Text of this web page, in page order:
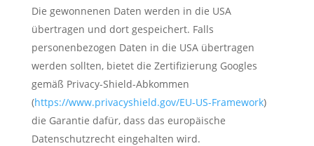
Die gewonnenen Daten werden in die USA
übertragen und dort gespeichert. Falls
personenbezogen Daten in die USA übertragen
werden sollten, bietet die Zertifizierung Googles
gemäß Privacy-Shield-Abkommen
(https://www.privacyshield.gov/EU-US-Framework)
die Garantie dafür, dass das europäische
Datenschutzrecht eingehalten wird.